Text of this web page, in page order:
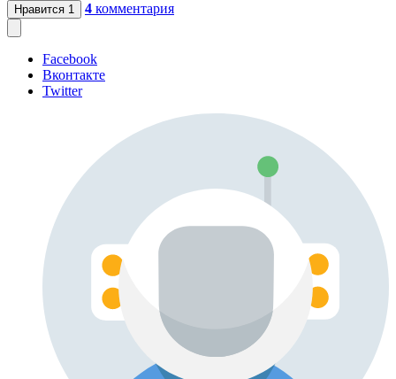
Нравится 1 4 комментария
Facebook
Вконтакте
Twitter